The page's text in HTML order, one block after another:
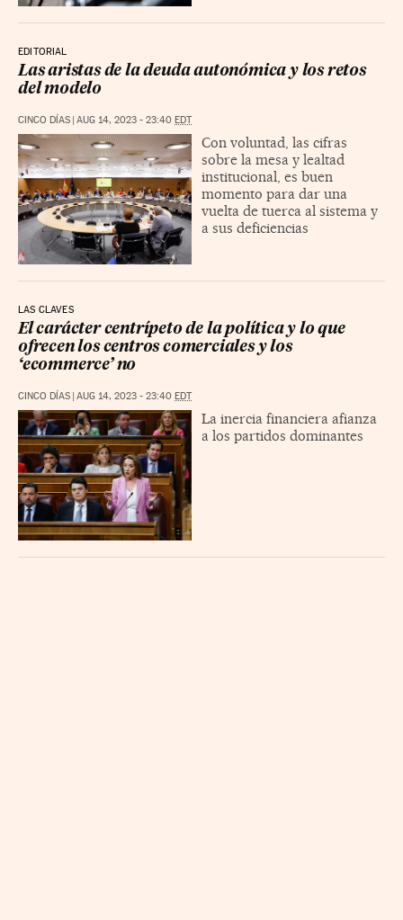
EDITORIAL
Las aristas de la deuda autonómica y los retos
del modelo
CINCO DÍAS AUG 14, 2023 - 23:40 EDT
Con voluntad, las cifras
sobre la mesa y lealtad
institucional, es buen
momento para dar una
vuelta de tuerca al sistema y
a sus deficiencias
LAS CLAVES
El carácter centrípeto de la política y lo que
ofrecen los centros comerciales y los
‘ecommerce’ no
CINCO DÍAS AUG 14, 2023 - 23:40 EDT
La inercia financiera afianza
a los partidos dominantes